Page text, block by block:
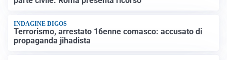
INDAGINE DIGOS
Terrorismo, arrestato 16enne comasco: accusato di
propaganda jihadista